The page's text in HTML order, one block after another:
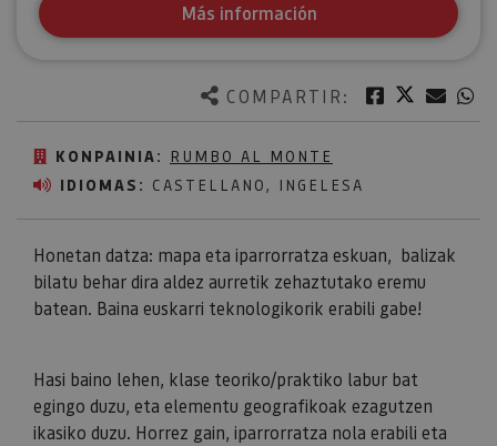
COMPARTIR: Facebook
Twitter
KONPAINIA: RUMBO AL MONTE
IDIOMAS: CASTELLANO, INGELESA
Honetan datza: mapa eta iparrorratza eskuan, balizak
bilatu behar dira aldez aurretik zehaztutako eremu
batean. Baina euskarri teknologikorik erabili gabe!
Hasi baino lehen, klase teoriko/praktiko labur bat
egingo duzu, eta elementu geografikoak ezagutzen
ikasiko duzu. Horrez gain, iparrorratza nola erabili eta
Más información